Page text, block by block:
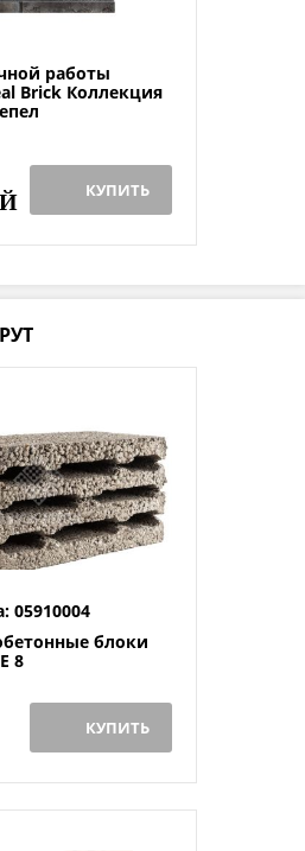
работы
Brick Коллекция
КУПИТЬ
05910004
блоки
8
КУПИТЬ